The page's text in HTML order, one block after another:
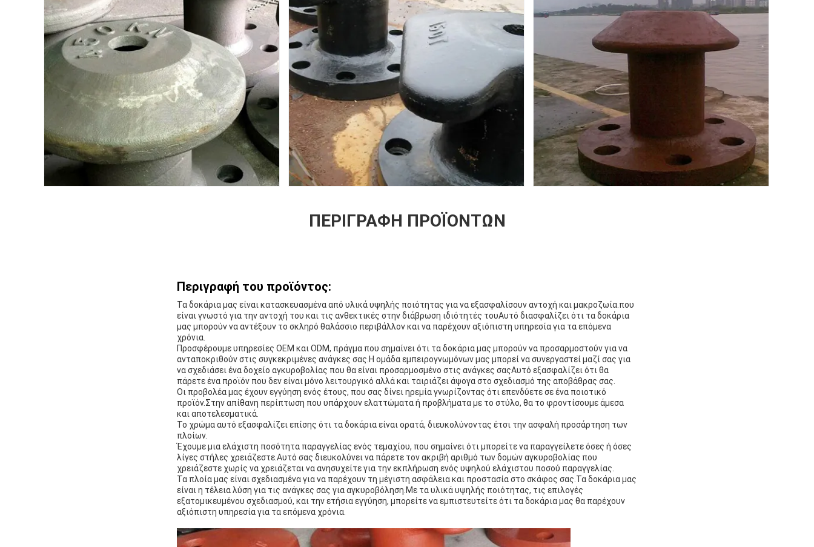
ΠΕΡΙΓΡΑΦΉ ΠΡΟΪΌΝΤΩΝ
Περιγραφή του προϊόντος:
Τα δοκάρια μας είναι κατασκευασμένα από υλικά υψηλής ποιότητας για να εξασφαλίσουν αντοχή και μακροζωία.που
είναι γνωστό για την αντοχή του και τις ανθεκτικές στην διάβρωση ιδιότητές τουΑυτό διασφαλίζει ότι τα δοκάρια
μας μπορούν να αντέξουν το σκληρό θαλάσσιο περιβάλλον και να παρέχουν αξιόπιστη υπηρεσία για τα επόμενα
χρόνια.
Προσφέρουμε υπηρεσίες OEM και ODM, πράγμα που σημαίνει ότι τα δοκάρια μας μπορούν να προσαρμοστούν για να
ανταποκριθούν στις συγκεκριμένες ανάγκες σας.Η ομάδα εμπειρογνωμόνων μας μπορεί να συνεργαστεί μαζί σας για
να σχεδιάσει ένα δοχείο αγκυροβολίας που θα είναι προσαρμοσμένο στις ανάγκες σαςΑυτό εξασφαλίζει ότι θα
πάρετε ένα προϊόν που δεν είναι μόνο λειτουργικό αλλά και ταιριάζει άψογα στο σχεδιασμό της αποβάθρας σας.
Οι προβολέα μας έχουν εγγύηση ενός έτους, που σας δίνει ηρεμία γνωρίζοντας ότι επενδύετε σε ένα ποιοτικό
προϊόν.Στην απίθανη περίπτωση που υπάρχουν ελαττώματα ή προβλήματα με το στύλο, θα το φροντίσουμε άμεσα
και αποτελεσματικά.
Το χρώμα αυτό εξασφαλίζει επίσης ότι τα δοκάρια είναι ορατά, διευκολύνοντας έτσι την ασφαλή προσάρτηση των
πλοίων.
Έχουμε μια ελάχιστη ποσότητα παραγγελίας ενός τεμαχίου, που σημαίνει ότι μπορείτε να παραγγείλετε όσες ή όσες
λίγες στήλες χρειάζεστε.Αυτό σας διευκολύνει να πάρετε τον ακριβή αριθμό των δομών αγκυροβολίας που
χρειάζεστε χωρίς να χρειάζεται να ανησυχείτε για την εκπλήρωση ενός υψηλού ελάχιστου ποσού παραγγελίας.
Τα πλοία μας είναι σχεδιασμένα για να παρέχουν τη μέγιστη ασφάλεια και προστασία στο σκάφος σας.Τα δοκάρια μας
είναι η τέλεια λύση για τις ανάγκες σας για αγκυροβόληση.Με τα υλικά υψηλής ποιότητας, τις επιλογές
εξατομικευμένου σχεδιασμού, και την ετήσια εγγύηση, μπορείτε να εμπιστευτείτε ότι τα δοκάρια μας θα παρέχουν
αξιόπιστη υπηρεσία για τα επόμενα χρόνια.